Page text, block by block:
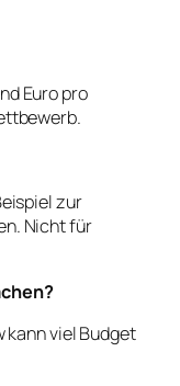
Euro pro
zur
Nicht für
kann viel Budget